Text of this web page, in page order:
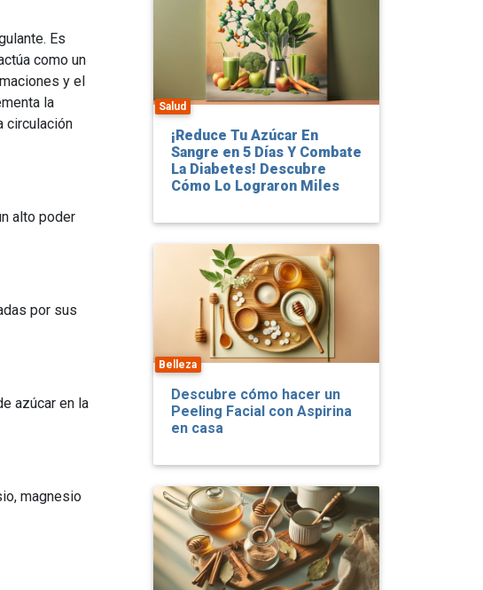
Es
como un
y el
la
circulación
alto poder
por sus
azúcar en la
magnesio
Salud
¡Reduce Tu Azúcar En
Sangre en 5 Días Y Combate
La Diabetes! Descubre
Cómo Lo Lograron Miles
Belleza
Descubre cómo hacer un
Peeling Facial con Aspirina
en casa